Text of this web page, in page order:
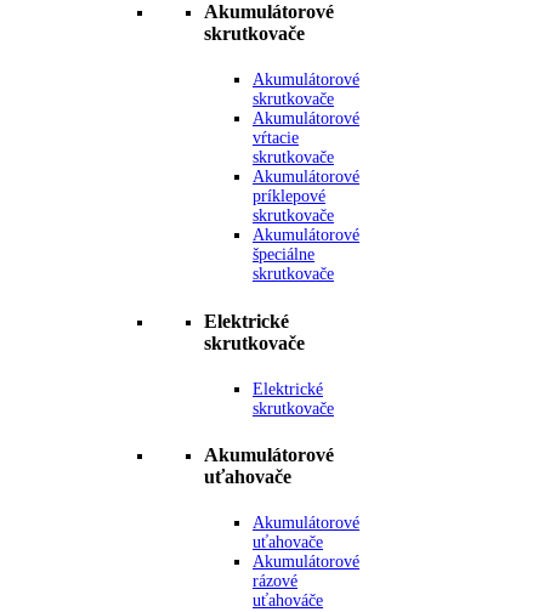
Akumulátorové
skrutkovače
Akumulátorové
skrutkovače
Akumulátorové
vŕtacie
skrutkovače
Akumulátorové
príklepové
skrutkovače
Akumulátorové
špeciálne
skrutkovače
Elektrické
skrutkovače
Elektrické
skrutkovače
Akumulátorové
uťahovače
Akumulátorové
uťahovače
Akumulátorové
rázové
uťahováče